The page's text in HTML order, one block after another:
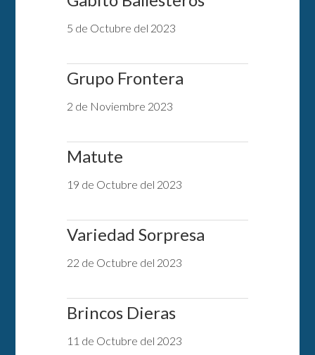
5 de Octubre del 2023
Grupo Frontera
2 de Noviembre 2023
Matute
19 de Octubre del 2023
Variedad Sorpresa
22 de Octubre del 2023
Brincos Dieras
11 de Octubre del 2023